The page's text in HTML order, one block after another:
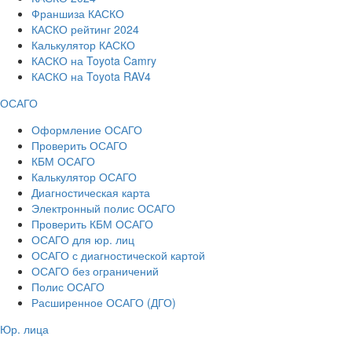
Франшиза КАСКО
КАСКО рейтинг 2024
Калькулятор КАСКО
КАСКО на Toyota Camry
КАСКО на Toyota RAV4
ОСАГО
Оформление ОСАГО
Проверить ОСАГО
КБМ ОСАГО
Калькулятор ОСАГО
Диагностическая карта
Электронный полис ОСАГО
Проверить КБМ ОСАГО
ОСАГО для юр. лиц
ОСАГО с диагностической картой
ОСАГО без ограничений
Полис ОСАГО
Расширенное ОСАГО (ДГО)
Юр. лица